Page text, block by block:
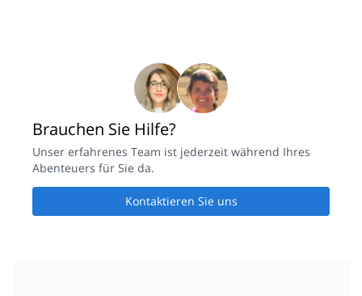
Brauchen Sie Hilfe?
Unser erfahrenes Team ist jederzeit während Ihres
Abenteuers für Sie da.
Kontaktieren Sie uns